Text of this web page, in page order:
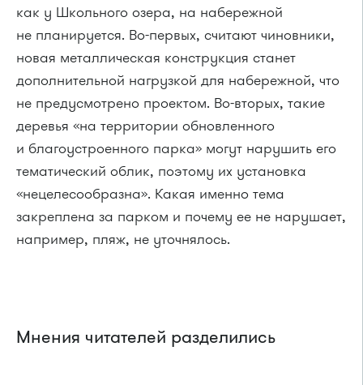
как у Школьного озера, на набережной
не планируется. Во-первых, считают чиновники,
новая металлическая конструкция станет
дополнительной нагрузкой для набережной, что
не предусмотрено проектом. Во-вторых, такие
деревья «на территории обновленного
и благоустроенного парка» могут нарушить его
тематический облик, поэтому их установка
«нецелесообразна». Какая именно тема
закреплена за парком и почему ее не нарушает,
например, пляж, не уточнялось.
Мнения читателей разделились